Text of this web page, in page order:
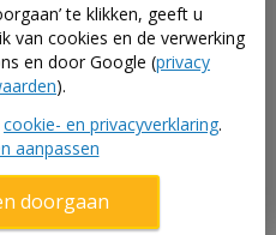
we mee, deze vind je
te klikken, geeft u
van cookies en de verwerking
en door Google (privacy
).
cookie- en privacyverklaring.
aanpassen
doorgaan